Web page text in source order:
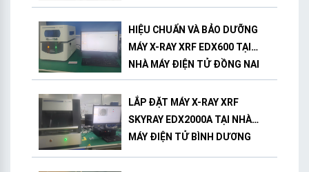
HIỆU CHUẨN VÀ BẢO DƯỠNG
MÁY X-RAY XRF EDX600 TẠI
NHÀ MÁY ĐIỆN TỬ ĐỒNG NAI
LẮP ĐẶT MÁY X-RAY XRF
SKYRAY EDX2000A TẠI NHÀ
MÁY ĐIỆN TỬ BÌNH DƯƠNG